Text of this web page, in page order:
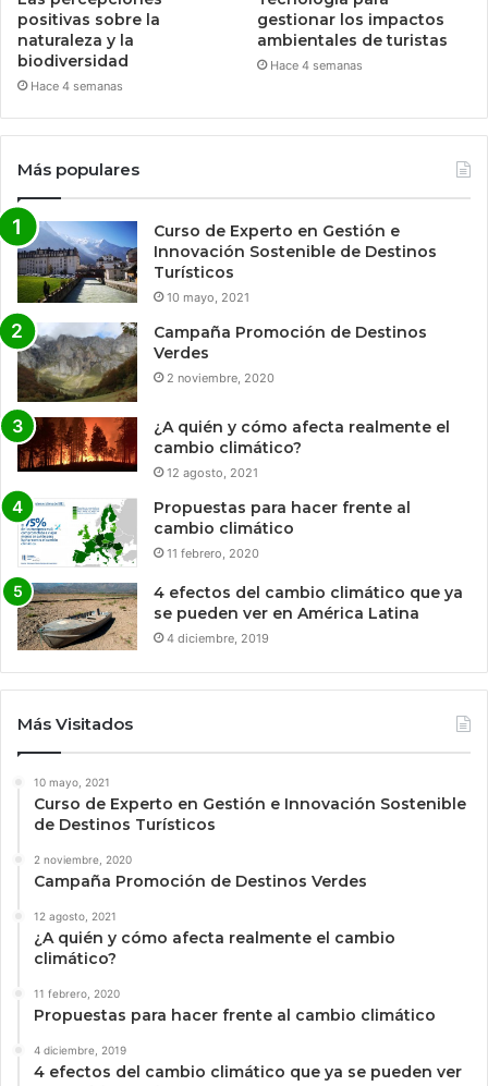
positivas sobre la
naturaleza y la
biodiversidad
Hace 4 semanas
gestionar los impactos
ambientales de turistas
Hace 4 semanas
Más populares
Curso de Experto en Gestión e
Innovación Sostenible de Destinos
Turísticos
10 mayo, 2021
Campaña Promoción de Destinos
Verdes
2 noviembre, 2020
¿A quién y cómo afecta realmente el
cambio climático?
12 agosto, 2021
Propuestas para hacer frente al
cambio climático
11 febrero, 2020
4 efectos del cambio climático que ya
se pueden ver en América Latina
4 diciembre, 2019
Más Visitados
10 mayo, 2021
Curso de Experto en Gestión e Innovación Sostenible
de Destinos Turísticos
2 noviembre, 2020
Campaña Promoción de Destinos Verdes
12 agosto, 2021
¿A quién y cómo afecta realmente el cambio
climático?
11 febrero, 2020
Propuestas para hacer frente al cambio climático
4 diciembre, 2019
4 efectos del cambio climático que ya se pueden ver